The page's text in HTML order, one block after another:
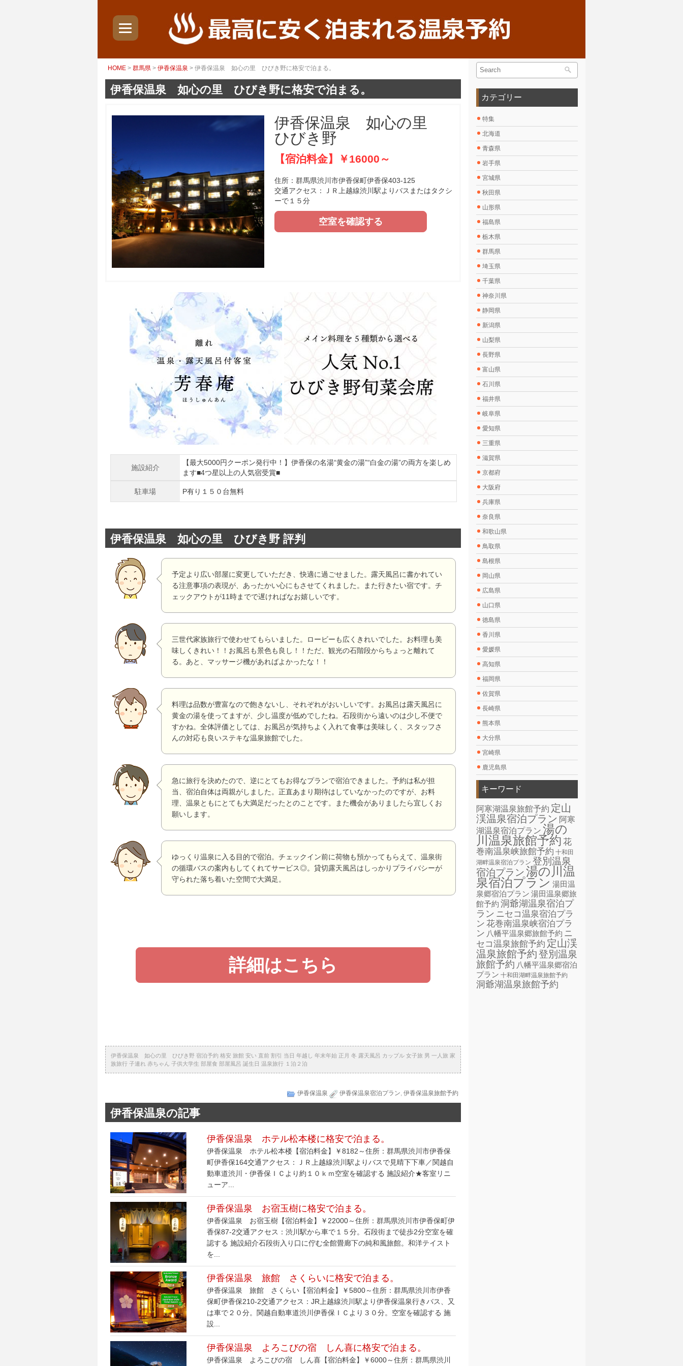
HOME > 群馬県 > 伊香保温泉 > 伊香保温泉 如心の里 ひびき野に格安で泊まる。
伊香保温泉 如心の里 ひびき野に格安で泊まる。
伊香保温泉 如心の里
ひびき野
【宿泊料金】￥16000～
住所：群馬県渋川市伊香保町伊香保403-125
交通アクセス：ＪＲ上越線渋川駅よりバスまたはタクシ
ーで１５分
空室を確認する
施設紹介
【最大5000円クーポン発行中！】伊香保の名湯“黄金の湯”“白金の湯”の両方を楽しめ
ます■4つ星以上の人気宿受賞■
駐車場 P有り１５０台無料
伊香保温泉 如心の里 ひびき野 評判
予定より広い部屋に変更していただき、快適に過ごせました。露天風呂に書かれてい
る注意事項の表現が、あったかい心にもさせてくれました。また行きたい宿です。チ
ェックアウトが11時までで遅ければなお嬉しいです。
三世代家族旅行で使わせてもらいました。ロービーも広くきれいでした。お料理も美
味しくきれい！！お風呂も景色も良し！！ただ、観光の石階段からちょっと離れて
る。あと、マッサージ機があればよかったな！！
料理は品数が豊富なので飽きないし、それぞれがおいしいです。お風呂は露天風呂に
黄金の湯を使ってますが、少し温度が低めでしたね。石段街から遠いのは少し不便で
すかね。全体評価としては、お風呂が気持ちよく入れて食事は美味しく、スタッフさ
んの対応も良いステキな温泉旅館でした。
急に旅行を決めたので、逆にとてもお得なプランで宿泊できました。予約は私が担
当、宿泊自体は両親がしました。正直あまり期待はしていなかったのですが、お料
理、温泉ともにとても大満足だったとのことです。また機会がありましたら宜しくお
願いします。
ゆっくり温泉に入る目的で宿泊。チェックイン前に荷物も預かってもらえて、温泉街
の循環バスの案内もしてくれてサービス◎。貸切露天風呂はしっかりプライバシーが
守られた落ち着いた空間で大満足。
詳細はこちら
伊香保温泉 如心の里 ひびき野 宿泊予約 格安 旅館 安い 直前 割引 当日 年越し 年末年始 正月 冬 露天風呂 カップル 女子旅 男 一人旅 家
族旅行 子連れ 赤ちゃん 子供大学生 部屋食 部屋風呂 誕生日 温泉旅行 １泊２泊
伊香保温泉 伊香保温泉宿泊プラン, 伊香保温泉旅館予約
伊香保温泉の記事
伊香保温泉 ホテル松本楼に格安で泊まる。
伊香保温泉 ホテル松本楼【宿泊料金】￥8182～住所：群馬県渋川市伊香保
町伊香保164交通アクセス：ＪＲ上越線渋川駅よりバスで見晴下下車／関越自
動車道渋川・伊香保ＩＣより約１０ｋｍ空室を確認する 施設紹介★客室リニ
ューア...
伊香保温泉 お宿玉樹に格安で泊まる。
伊香保温泉 お宿玉樹【宿泊料金】￥22000～住所：群馬県渋川市伊香保町伊
香保87-2交通アクセス：渋川駅から車で１５分。石段街まで徒歩2分空室を確
認する 施設紹介石段街入り口に佇む全館畳廊下の純和風旅館。和洋テイスト
を...
伊香保温泉 旅館 さくらいに格安で泊まる。
伊香保温泉 旅館 さくらい【宿泊料金】￥5800～住所：群馬県渋川市伊香
保町伊香保210-2交通アクセス：JR上越線渋川駅より伊香保温泉行きバス、又
は車で２０分。関越自動車道渋川伊香保ＩＣより３０分。空室を確認する 施
設...
伊香保温泉 よろこびの宿 しん喜に格安で泊まる。
伊香保温泉 よろこびの宿 しん喜【宿泊料金】￥6000～住所：群馬県渋川
カテゴリー
特集
北海道
青森県
岩手県
宮城県
秋田県
山形県
福島県
栃木県
群馬県
埼玉県
千葉県
神奈川県
静岡県
新潟県
山梨県
長野県
富山県
石川県
福井県
岐阜県
愛知県
三重県
滋賀県
京都府
大阪府
兵庫県
奈良県
和歌山県
鳥取県
島根県
岡山県
広島県
山口県
徳島県
香川県
愛媛県
高知県
福岡県
佐賀県
長崎県
熊本県
大分県
宮崎県
鹿児島県
キーワード
阿寒湖温泉旅館予約 定山
渓温泉宿泊プラン 阿寒
湖温泉宿泊プラン 湯の
川温泉旅館予約 花
巻南温泉峡旅館予約 十和田
湖畔温泉宿泊プラン 登別温泉
宿泊プラン湯の川温
泉宿泊プラン 湯田温
泉郷宿泊プラン 湯田温泉郷旅
館予約 洞爺湖温泉宿泊プ
ラン ニセコ温泉宿泊プラ
ン 花巻南温泉峡宿泊プラ
ン 八幡平温泉郷旅館予約 ニ
セコ温泉旅館予約 定山渓
温泉旅館予約登別温泉
旅館予約 八幡平温泉郷宿泊
プラン 十和田湖畔温泉旅館予約
洞爺湖温泉旅館予約